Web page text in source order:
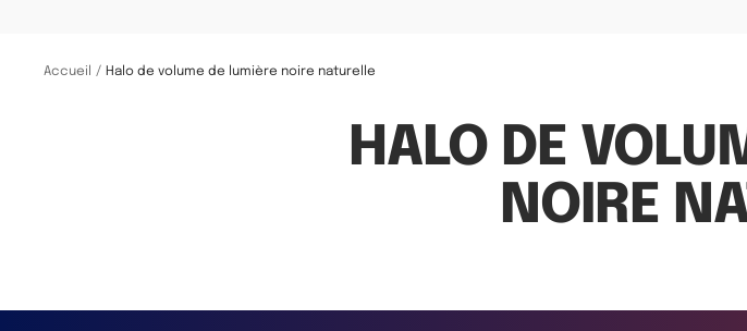
Accueil Halo de volume de lumière noire naturelle
HALO DE
NOIRE